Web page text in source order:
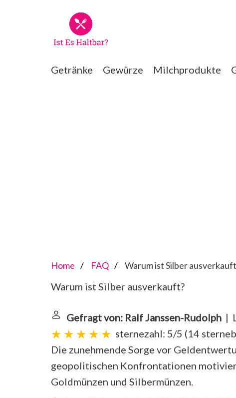
Getränke Gewürze Milchprodukte
Home FAQ Warum ist Silber
Warum ist Silber ausverkauft?
Gefragt von: Ralf Janssen-Rudolph |
sternezahl: 5/5 (14
Die zunehmende Sorge vor
geopolitischen Konfrontationen
Goldmünzen und Silbermünzen.